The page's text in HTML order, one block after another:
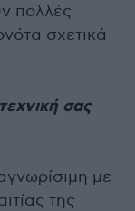
πολλές
σχετικά
σας
με
της